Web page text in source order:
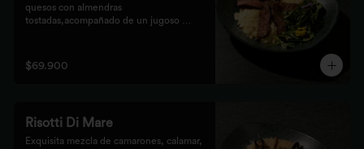
quesos con almendras
tostadas,acompañado de un jugoso
$69.900
Risotti Di Mare
Exquisita mezcla de camarones, calamar,